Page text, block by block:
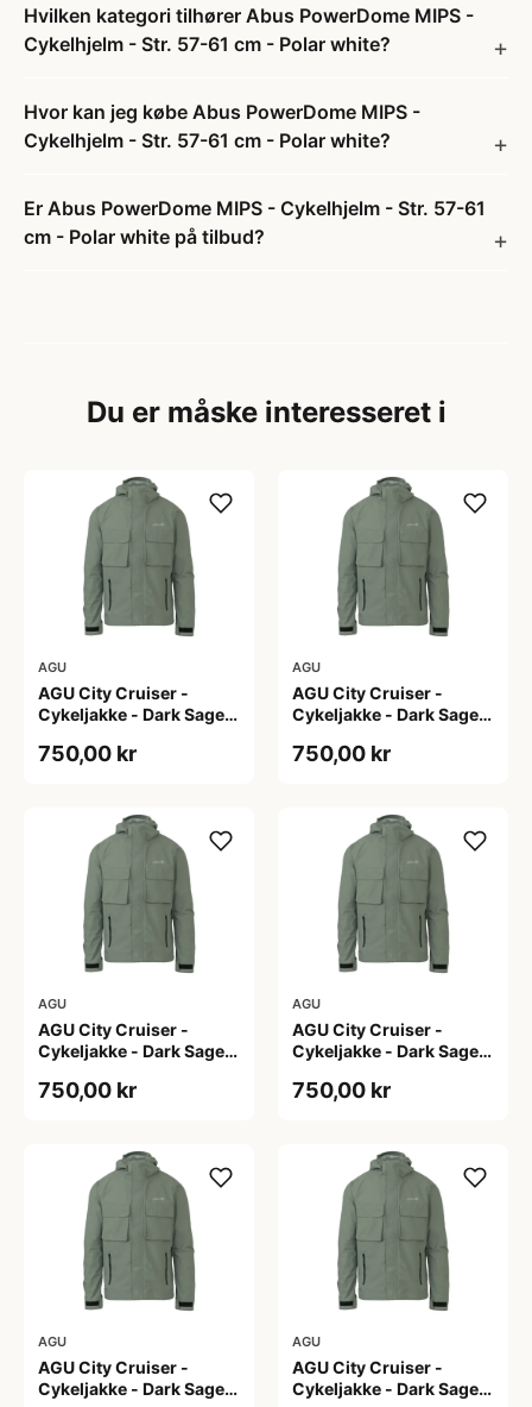
Hvilken kategori tilhører Abus PowerDome MIPS -
Cykelhjelm - Str. 57-61 cm - Polar white?
Hvor kan jeg købe Abus PowerDome MIPS -
Cykelhjelm - Str. 57-61 cm - Polar white?
Er Abus PowerDome MIPS - Cykelhjelm - Str. 57-61
cm - Polar white på tilbud?
Du er måske interesseret i
AGU
AGU City Cruiser -
Cykeljakke - Dark Sage -
750,00 kr
AGU
AGU City Cruiser -
Cykeljakke - Dark Sage -
750,00 kr
AGU
AGU City Cruiser -
Cykeljakke - Dark Sage -
750,00 kr
AGU
AGU City Cruiser -
Cykeljakke - Dark Sage -
750,00 kr
AGU
AGU City Cruiser -
Cykeljakke - Dark Sage -
AGU
AGU City Cruiser -
Cykeljakke - Dark Sage -